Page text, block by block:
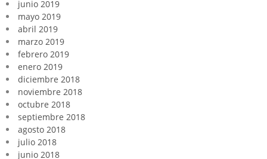
junio 2019
mayo 2019
abril 2019
marzo 2019
febrero 2019
enero 2019
diciembre 2018
noviembre 2018
octubre 2018
septiembre 2018
agosto 2018
julio 2018
junio 2018